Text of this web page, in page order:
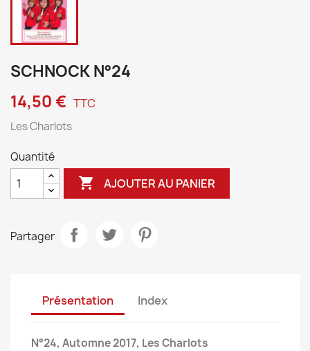
SCHNOCK N°24
14,50 € TTC
Les Charlots
Quantité
 AJOUTER AU PANIER
Partager
Présentation Index
N°24, Automne 2017, Les Charlots